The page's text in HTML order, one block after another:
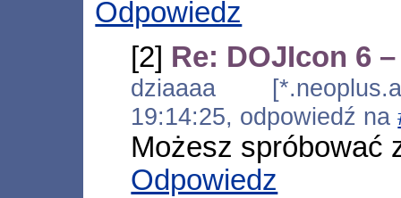
Odpowiedz
[2] Re: DOJIcon 6
dziaaaa
19:14:25, odpowiedź na
Możesz spróbować
Odpowiedz